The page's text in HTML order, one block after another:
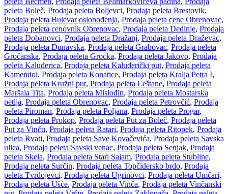
peleta Boleč, Prodaja peleta Boljevci, Prodaja peleta Brestovik,
Prodaja peleta Bulevar oslobođenja, Prodaja peleta cene Obrenovac,
Prodaja peleta cenovnik Obrenovac, Prodaja peleta Dedinje, Prodaja
peleta Dobanovci, Prodaja peleta Dražanj, Prodaja peleta Draževac,
Prodaja peleta Dunavska, Prodaja peleta Grabovac, Prodaja peleta
Gročanska, Prodaja peleta Grocka, Prodaja peleta Jakovo, Prodaja
peleta Kaluđerica, Prodaja peleta Kaluđerički put, Prodaja peleta
Kamendol, Prodaja peleta Konatice, Prodaja peleta Kralja Petra I,
Prodaja peleta Kružni put, Prodaja peleta Leštane, Prodaja peleta
Maršala Tita, Prodaja peleta Mislođin, Prodaja peleta Mostarska
petlja, Prodaja peleta Obrenovac, Prodaja peleta Petrovčić, Prodaja
peleta Piroman, Prodaja peleta Poljana, Prodaja peleta Progar,
Prodaja peleta Prokop, Prodaja peleta Put za Boleč, Prodaja peleta
Put za Vinču, Prodaja peleta Ratari, Prodaja peleta Ritopek, Prodaja
peleta Rvati, Prodaja peleta Save Kovačevića, Prodaja peleta Savska
ulica, Prodaja peleta Savski venac, Prodaja peleta Senjak, Prodaja
peleta Skela, Prodaja peleta Stari Sajam, Prodaja peleta Stubline,
Prodaja peleta Surčin, Prodaja peleta Topčidersko brdo, Prodaja
peleta Tvrdojevci, Prodaja peleta Ugrinovci, Prodaja peleta Umčari,
Prodaja peleta Ušće, Prodaja peleta Vinča, Prodaja peleta Vinčanski